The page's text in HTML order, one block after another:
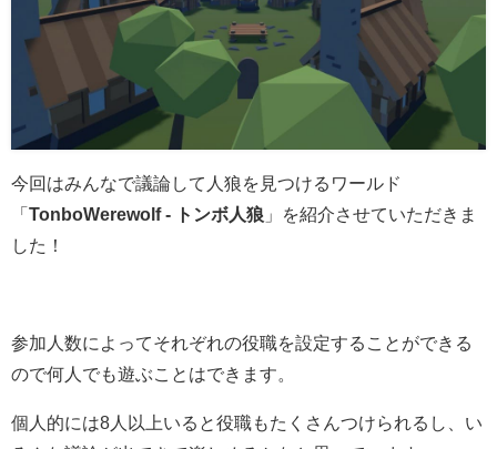
今回はみんなで議論して人狼を見つけるワールド
「 TonboWerewolf - トンボ人狼 」を紹介させていただきま
した！
参加人数によってそれぞれの役職を設定することができる
ので何人でも遊ぶことはできます。
個人的には8人以上いると役職もたくさんつけられるし、い